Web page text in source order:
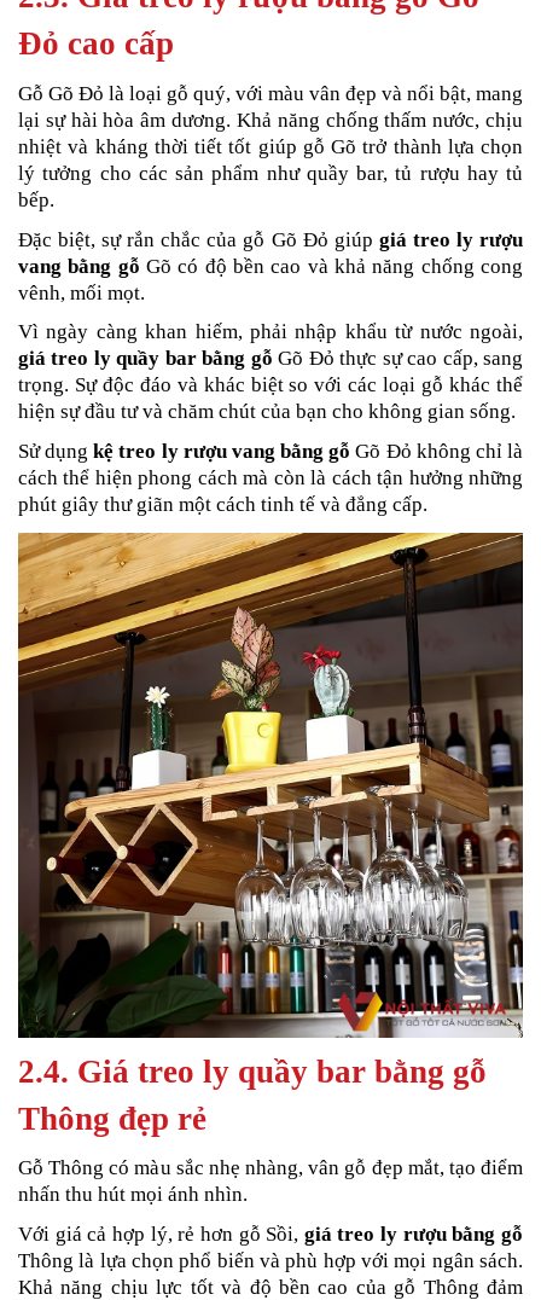
Đỏ cao cấp
Gỗ Gõ Đỏ là loại gỗ quý, với màu vân đẹp và nổi bật, mang
lại sự hài hòa âm dương. Khả năng chống thấm nước, chịu
nhiệt và kháng thời tiết tốt giúp gỗ Gõ trở thành lựa chọn
lý tưởng cho các sản phẩm như quầy bar, tủ rượu hay tủ
bếp.
Đặc biệt, sự rắn chắc của gỗ Gõ Đỏ giúp giá treo ly rượu
vang bằng gỗ Gõ có độ bền cao và khả năng chống cong
vênh, mối mọt.
Vì ngày càng khan hiếm, phải nhập khẩu từ nước ngoài,
giá treo ly quầy bar bằng gỗ Gõ Đỏ thực sự cao cấp, sang
trọng. Sự độc đáo và khác biệt so với các loại gỗ khác thể
hiện sự đầu tư và chăm chút của bạn cho không gian sống.
Sử dụngkệ treo ly rượu vang bằng gỗ Gõ Đỏ không chỉ là
cách thể hiện phong cách mà còn là cách tận hưởng những
phút giây thư giãn một cách tinh tế và đẳng cấp.
2.4. Giá treo ly quầy bar bằng gỗ
Thông đẹp rẻ
Gỗ Thông có màu sắc nhẹ nhàng, vân gỗ đẹp mắt, tạo điểm
nhấn thu hút mọi ánh nhìn.
Với giá cả hợp lý, rẻ hơn gỗ Sồi, giá treo ly rượu bằng gỗ
Thông là lựa chọn phổ biến và phù hợp với mọi ngân sách.
Khả năng chịu lực tốt và độ bền cao của gỗ Thông đảm